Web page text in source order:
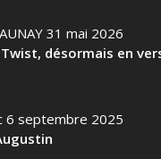
31 mai 2026
désormais en
6 septembre 2025